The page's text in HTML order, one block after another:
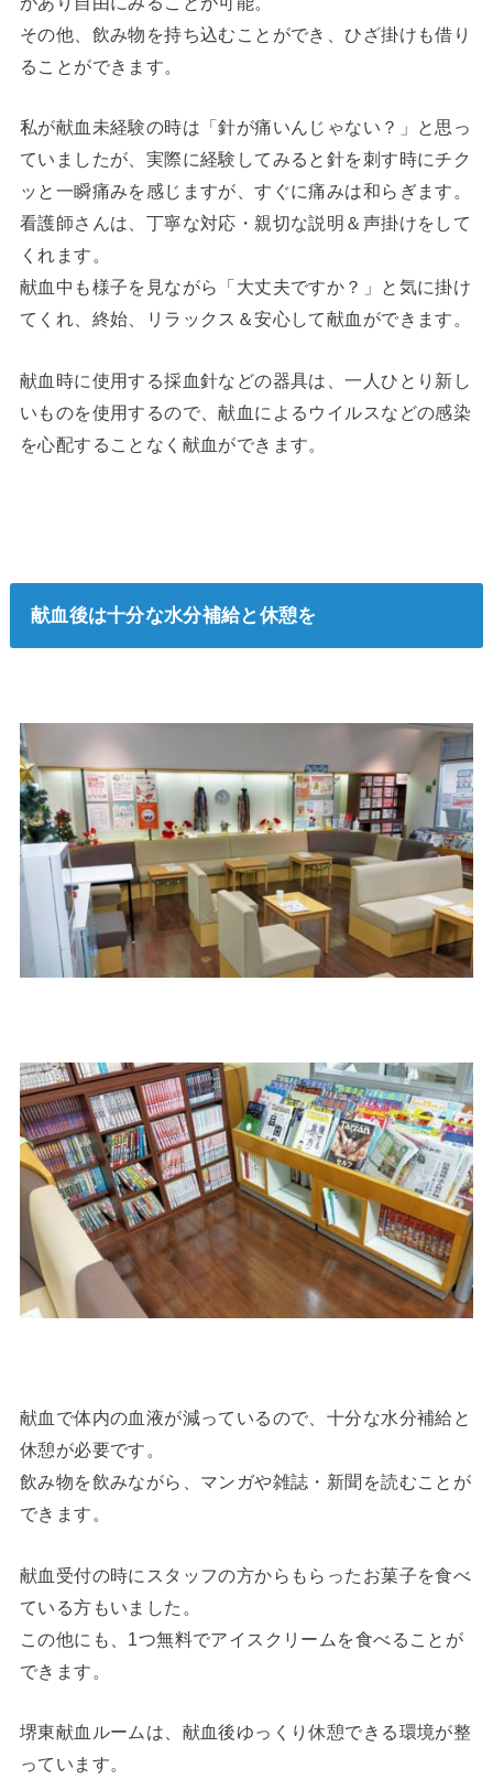
その他、飲み物を持ち込むことができ、ひざ掛けも借り
ることができます。
私が献血未経験の時は「針が痛いんじゃない？」と思っ
ていましたが、実際に経験してみると針を刺す時にチク
ッと一瞬痛みを感じますが、すぐに痛みは和らぎます。
看護師さんは、丁寧な対応・親切な説明＆声掛けをして
くれます。
献血中も様子を見ながら「大丈夫ですか？」と気に掛け
てくれ、終始、リラックス＆安心して献血ができます。
献血時に使用する採血針などの器具は、一人ひとり新し
いものを使用するので、献血によるウイルスなどの感染
を心配することなく献血ができます。
献血後は十分な水分補給と休憩を
献血で体内の血液が減っているので、十分な水分補給と
休憩が必要です。
飲み物を飲みながら、マンガや雑誌・新聞を読むことが
できます。
献血受付の時にスタッフの方からもらったお菓子を食べ
ている方もいました。
この他にも、1つ無料でアイスクリームを食べることが
できます。
堺東献血ルームは、献血後ゆっくり休憩できる環境が整
っています。